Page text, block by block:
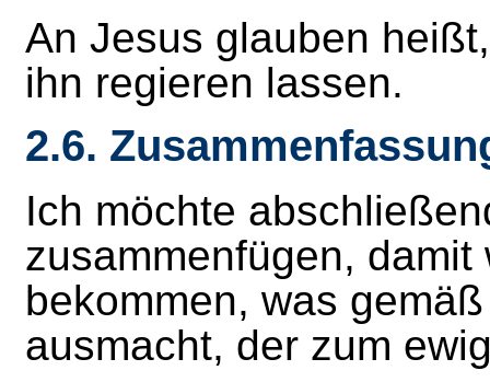
An Jesus glauben
ihn regieren lassen.
2.6.
Ich möchte
zusammenfügen,
bekommen, was
ausmacht, der zum